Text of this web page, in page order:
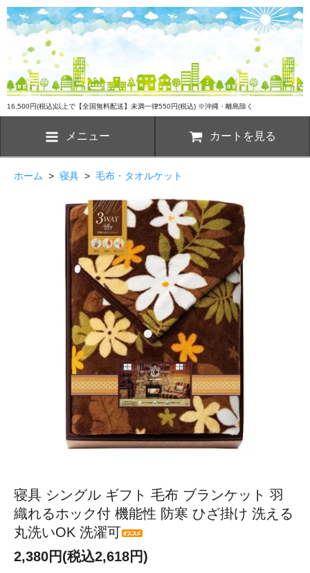
16,500円(税込)以上で【全国無料配送】未満一律550円(税込) ※沖縄・離島除く
メニュー カートを見る
ホーム > 寝具 > 毛布・タオルケット
寝具 シングル ギフト 毛布 ブランケット 羽
織れるホック付 機能性 防寒 ひざ掛け 洗える
丸洗いOK 洗濯可
2,380円(税込2,618円)